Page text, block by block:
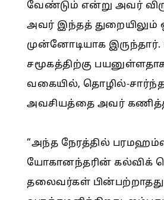
வேண்டும் என்று அவர்
அவர் இந்தத் துறையிலும்
முன்னோடியாக
சமூகத்திற்கு
வகையில், தொழில்-
அவசியத்தை அவர்
“அந்த நேரத்தில்
யோகானந்தரின்
தலைவர்கள் பின்பற்றாதது